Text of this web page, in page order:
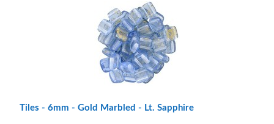
Tiles - 6mm - Gold Marbled - Lt. Sapphire